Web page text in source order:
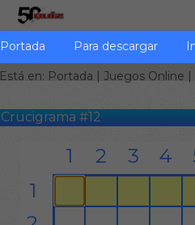
Portada Para descargar
Está en: Portada | Juegos Online |
Crucigrama #12